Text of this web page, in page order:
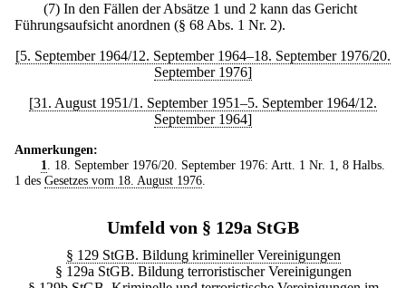
(7) In den Fällen der Absätze 1 und 2 kann das Gericht
Führungsaufsicht anordnen (§ 68 Abs. 1 Nr. 2).
[5. September 1964/12. September 1964–18. September 1976/20.
September 1976]
[31. August 1951/1. September 1951–5. September 1964/12.
September 1964]
Anmerkungen:
1
. 18. September 1976/20. September 1976: Artt. 1 Nr. 1, 8 Halbs.
1 des Gesetzes vom 18. August 1976
Umfeld von § 129a StGB
§ 129 StGB. Bildung krimineller Vereinigungen
§ 129a StGB. Bildung terroristischer Vereinigungen